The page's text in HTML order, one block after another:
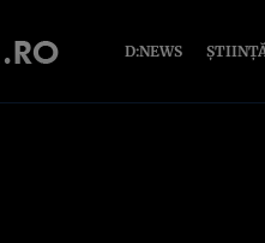
D:NEWS